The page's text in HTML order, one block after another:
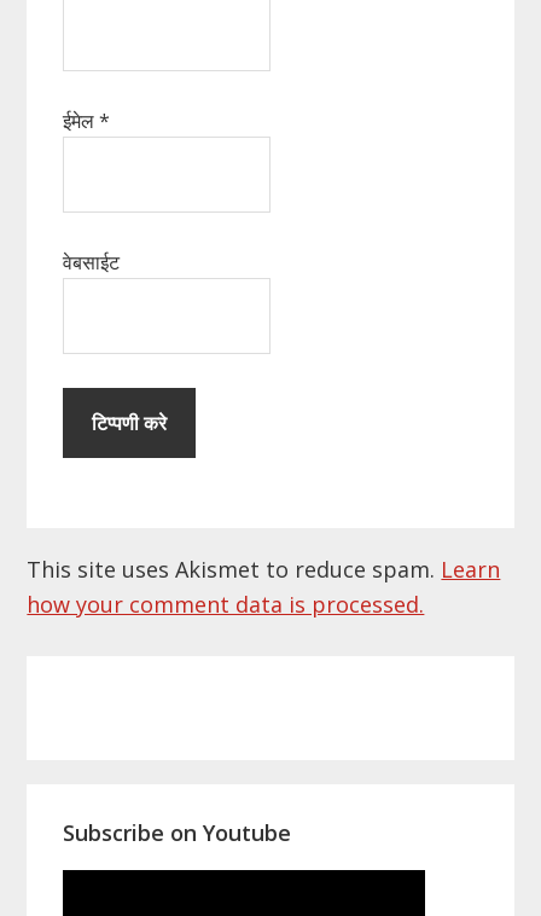
ईमेल*
वेबसाईट
This site uses Akismet to reduce spam. Learn
how your comment data is processed.
Subscribe on Youtube